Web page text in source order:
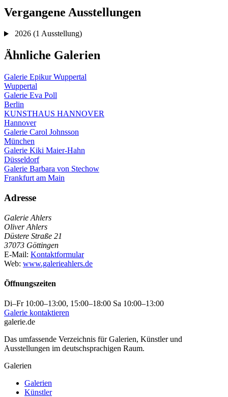
Vergangene Ausstellungen
2026 (1 Ausstellung)
Ähnliche Galerien
Galerie Epikur Wuppertal
Wuppertal
Galerie Eva Poll
Berlin
KUNSTHAUS HANNOVER
Hannover
Galerie Carol Johnsson
München
Galerie Kiki Maier-Hahn
Düsseldorf
Galerie Barbara von Stechow
Frankfurt am Main
Adresse
Galerie Ahlers
Oliver Ahlers
Düstere Straße 21
37073 Göttingen
E-Mail: Kontaktformular
Web: www.galerieahlers.de
Öffnungszeiten
Di–Fr 10:00–13:00, 15:00–18:00 Sa 10:00–13:00
Galerie kontaktieren
galerie.de
Das umfassende Verzeichnis für Galerien, Künstler und
Ausstellungen im deutschsprachigen Raum.
Galerien
Galerien
Künstler